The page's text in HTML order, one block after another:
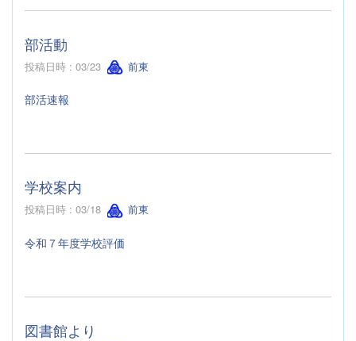
部活動
投稿日時 : 03/23 前東
部活速報
学校案内
投稿日時 : 03/18 前東
令和７年度学校評価
図書館より